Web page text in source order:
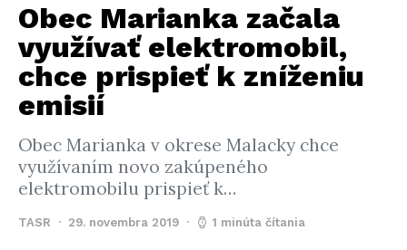
Obec Marianka začala
využívať elektromobil,
chce prispieť k zníženiu
emisií
Obec Marianka v okrese Malacky chce
využívaním novo zakúpeného
elektromobilu prispieť k…
TASR 29. novembra 2019 1 minúta čítania